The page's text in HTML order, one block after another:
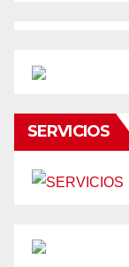
SERVICIOS